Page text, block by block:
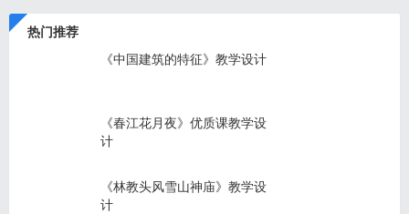
热门推荐
《中国建筑的特征》教学设计
《春江花月夜》优质课教学设
计
《林教头风雪山神庙》教学设
计